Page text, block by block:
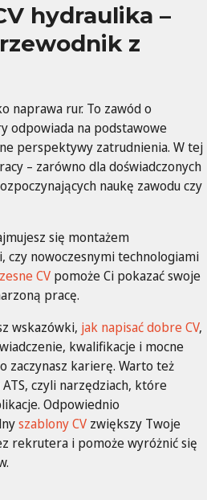
hydraulika –
z
naprawa rur. To zawód o
odpowiada na podstawowe
perspektywy zatrudnienia. W tej
– zarówno dla doświadczonych
naukę zawodu czy
się montażem
czy nowoczesnymi technologiami
CV pomoże Ci pokazać swoje
pracę.
wskazówki, jak napisać dobre CV,
kwalifikacje i mocne
zaczynasz karierę. Warto też
czyli narzędziach, które
Odpowiednio
szablony CV zwiększy Twoje
rekrutera i pomoże wyróżnić się